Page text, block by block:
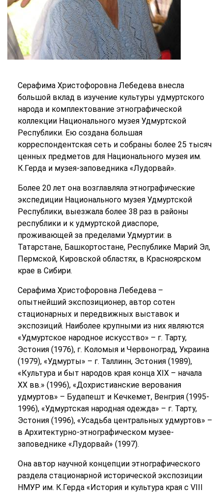
Серафима Христофоровна Лебедева внесла
большой вклад в изучение культуры удмуртского
народа и комплектование этнографической
коллекции Национального музея Удмуртской
Республики. Ею создана большая
корреспондентская сеть и собраны более 25 тысяч
ценных предметов для Национального музея им.
К.Герда и музея-заповедника «Лудорвай».
Более 20 лет она возглавляла этнографические
экспедиции Национального музея Удмуртской
Республики, выезжала более 38 раз в районы
республики и к удмуртской диаспоре,
проживающей за пределами Удмуртии: в
Татарстане, Башкортостане, Республике Марий Эл,
Пермской, Кировской областях, в Красноярском
крае в Сибири.
Серафима Христофоровна Лебедева –
опытнейший экспозиционер, автор сотен
стационарных и передвижных выставок и
экспозиций. Наиболее крупными из них являются
«Удмуртское народное искусство» – г. Тарту,
Эстония (1976), г. Коломыя и Червоноград, Украина
(1979), «Удмурты» – г. Таллинн, Эстония (1989),
«Культура и быт народов края конца ХIХ – начала
ХХ вв.» (1996), «Дохристианские верования
удмуртов» – Будапешт и Кечкемет, Венгрия (1995-
1996), «Удмуртская народная одежда» – г. Тарту,
Эстония (1996), «Усадьба центральных удмуртов» –
в Архитектурно-этнографическом музее-
заповеднике «Лудорвай» (1997).
Она автор научной концепции этнографического
раздела стационарной исторической экспозиции
НМУР им. К.Герда «История и культура края с VIII